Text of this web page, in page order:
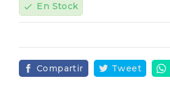
check En Stock
Compartir Tweet